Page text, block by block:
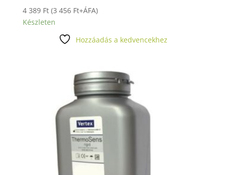
4 389 Ft (3 456 Ft+ÁFA)
Készleten
Hozzáadás a kedvencekhez